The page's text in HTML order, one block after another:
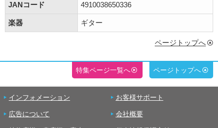
JANコード 4910038650336
楽器 ギター
ページトップへ
特集ページ一覧へ ページトップへ
インフォメーション お客様サポート
広告について 会社概要